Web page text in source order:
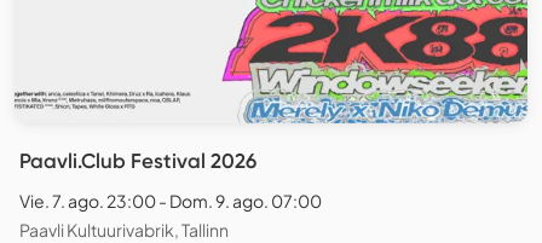
Paavli.Club Festival 2026
Vie. 7. ago. 23:00 - Dom. 9. ago. 07:00
Paavli Kultuurivabrik, Tallinn